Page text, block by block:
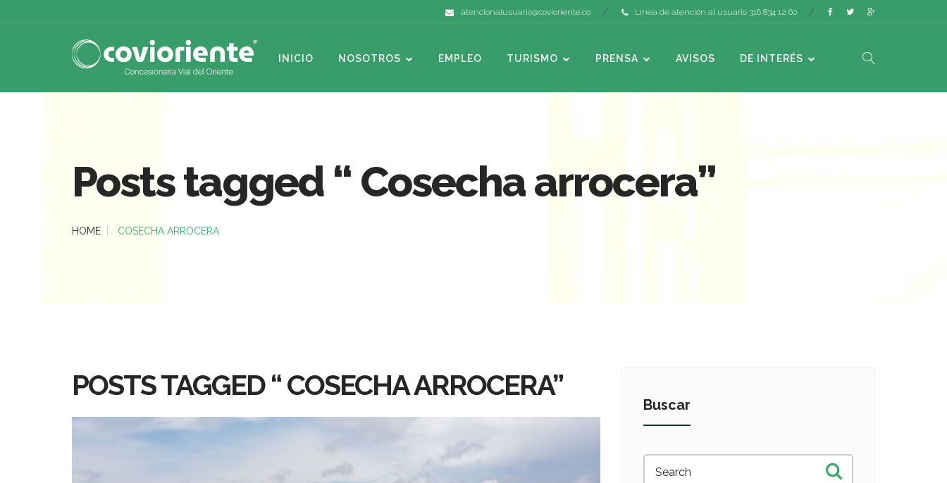
atencionalusuario@covioriente.co Línea de atención al usuario 316 834 12 60
INICIO NOSOTROS EMPLEO TURISMO PRENSA AVISOS DE INTERÉS
Posts tagged “ Cosecha arrocera”
HOME COSECHA ARROCERA
POSTS TAGGED “ COSECHA ARROCERA”
Buscar